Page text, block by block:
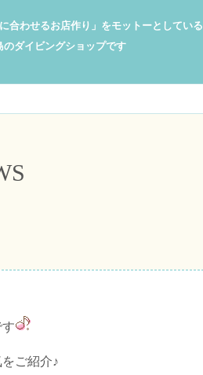
合わせるお店作り」をモットーとしている
ダイビングショップです
ご紹介♪